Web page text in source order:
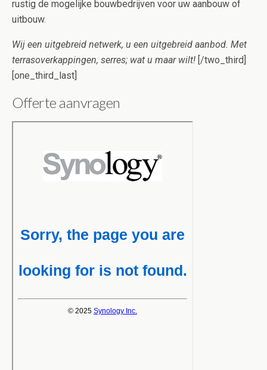
rustig de mogelijke bouwbedrijven voor uw aanbouw of
uitbouw.
Wij een uitgebreid netwerk, u een uitgebreid aanbod. Met
terrasoverkappingen, serres; wat u maar wilt! [/two_third]
[one_third_last]
Offerte aanvragen